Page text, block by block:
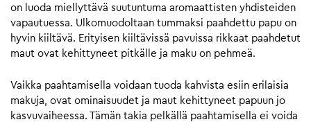
on luoda miellyttävä suutuntuma aromaattisten yhdisteiden
vapautuessa. Ulkomuodoltaan tummaksi paahdettu papu on
hyvin kiiltävä. Erityisen kiiltävissä pavuissa rikkaat paahdetut
maut ovat kehittyneet pitkälle ja maku on pehmeä.
Vaikka paahtamisella voidaan tuoda kahvista esiin erilaisia
makuja, ovat ominaisuudet ja maut kehittyneet papuun jo
kasvuvaiheessa. Tämän takia pelkällä paahtamisella ei voida